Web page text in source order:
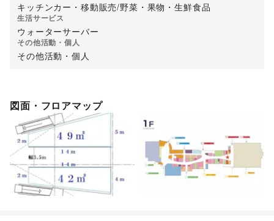
キッチンカー・移動販売/野菜・果物・生鮮食品
生活サービス
ウォーターサーバー
その他活動・個人
その他活動・個人
図面・フロアマップ